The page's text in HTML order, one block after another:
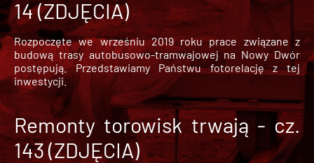
14 (ZDJĘCIA)
Rozpoczęte we wrześniu 2019 roku prace związane z
budową trasy autobusowo-tramwajowej na Nowy Dwór
postępują. Przedstawiamy Państwu fotorelację z tej
inwestycji.
Remonty torowisk trwają - cz.
143 (ZDJĘCIA)